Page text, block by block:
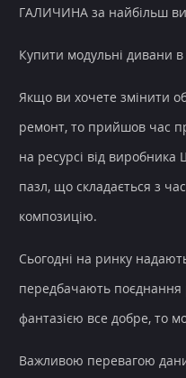
ГАЛИЧИНА за найбільш
Купити модульні дивани в
Якщо ви хочете змінити
ремонт, то прийшов час
на ресурсі від
пазл, що складається з
композицію.
Сьогодні на ринку
передбачають поєднання
фантазією все добре, то
Важливою перевагою